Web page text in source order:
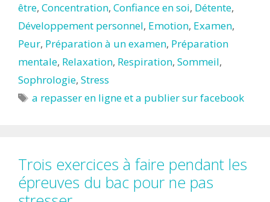
être, Concentration, Confiance en soi, Détente,
Développement personnel, Emotion, Examen,
Peur, Préparation à un examen, Préparation
mentale, Relaxation, Respiration, Sommeil,
Sophrologie, Stress
Étiquettes
a repasser en ligne et a publier sur facebook
Trois exercices à faire pendant les
épreuves du bac pour ne pas